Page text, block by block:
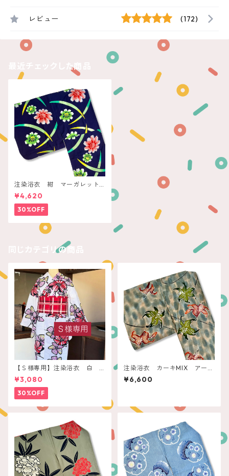
レビュー (172)
最近チェックした商品
注染浴衣 紺 マーガレット
に三日月リーフ
¥4,620
30%OFF
同じカテゴリの商品
【Ｓ様専用】注染浴衣 白
赤いレトロフラワー
¥3,080
30%OFF
注染浴衣 カーキMIX アース
カラーリリー
¥6,600